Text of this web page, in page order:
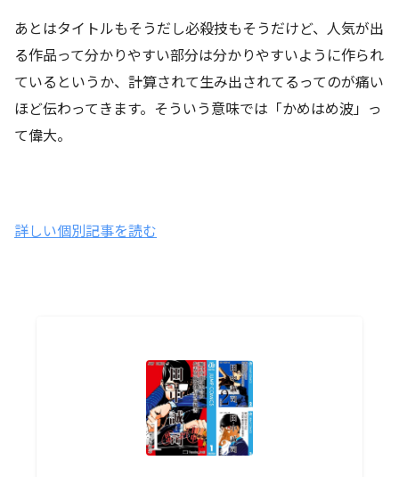
あとはタイトルもそうだし必殺技もそうだけど、人気が出
る作品って分かりやすい部分は分かりやすいように作られ
ているというか、計算されて生み出されてるってのが痛い
ほど伝わってきます。そういう意味では「かめはめ波」っ
て偉大。
詳しい個別記事を読む